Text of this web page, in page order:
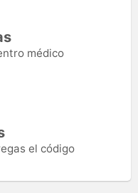
médico
el código